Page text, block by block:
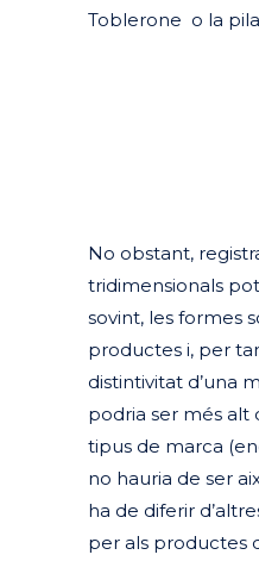
Toblerone o la
No obstant,
tridimensionals
sovint, les formes
productes i, per
distintivitat d’una
podria ser més alt
tipus de marca
no hauria de ser
ha de diferir
per als productes